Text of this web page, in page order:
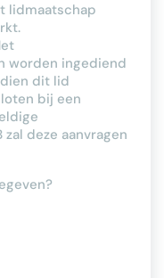
lidmaatschap
worden ingediend
dit lid
bij een
zal deze aanvragen